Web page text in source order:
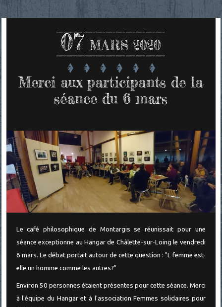
07 MARS 2020
Merci aux participants de la
séance du 6 mars
Le café philosophique de Montargis se réunissait pour une
séance exceptionne au Hangar de Châlette-sur-Loing le vendredi
6 mars. Le débat portait autour de cette question : "L femme est-
elle un homme comme les autres?"
Environ 50 personnes étaient présentes pour cette séance. Merci
à l'équipe du Hangar et à l'association Femmes solidaires pour